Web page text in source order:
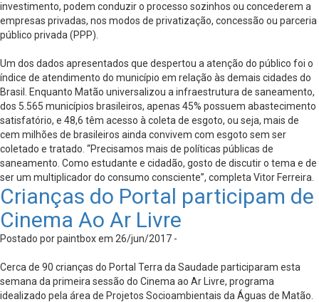
investimento, podem conduzir o processo sozinhos ou concederem a
empresas privadas, nos modos de privatização, concessão ou parceria
público privada (PPP).
Um dos dados apresentados que despertou a atenção do público foi o
índice de atendimento do município em relação às demais cidades do
Brasil. Enquanto Matão universalizou a infraestrutura de saneamento,
dos 5.565 municípios brasileiros, apenas 45% possuem abastecimento
satisfatório, e 48,6 têm acesso à coleta de esgoto, ou seja, mais de
cem milhões de brasileiros ainda convivem com esgoto sem ser
coletado e tratado. “Precisamos mais de políticas públicas de
saneamento. Como estudante e cidadão, gosto de discutir o tema e de
ser um multiplicador do consumo consciente”, completa Vitor Ferreira.
Crianças do Portal participam de
Cinema Ao Ar Livre
Postado por paintbox em 26/jun/2017 -
Cerca de 90 crianças do Portal Terra da Saudade participaram esta
semana da primeira sessão do Cinema ao Ar Livre, programa
idealizado pela área de Projetos Socioambientais da Águas de Matão.